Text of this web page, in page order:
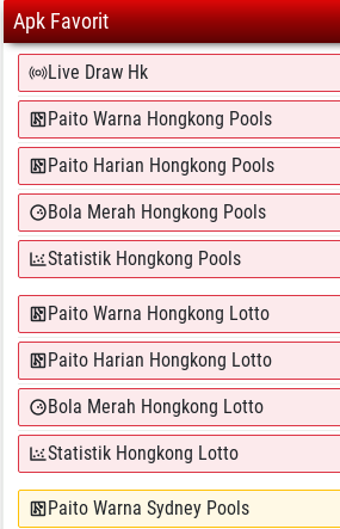
Apk Favorit
Live Draw Hk
Paito Warna Hongkong Pools
Paito Harian Hongkong Pools
Bola Merah Hongkong Pools
Statistik Hongkong Pools
Paito Warna Hongkong Lotto
Paito Harian Hongkong Lotto
Bola Merah Hongkong Lotto
Statistik Hongkong Lotto
Paito Warna Sydney Pools